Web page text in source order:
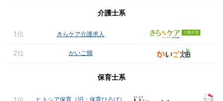
介護士系
1位 きらケア介護求人
2位 かいご畑
保育士系
ヒトシア保育（旧：保育ひろば）